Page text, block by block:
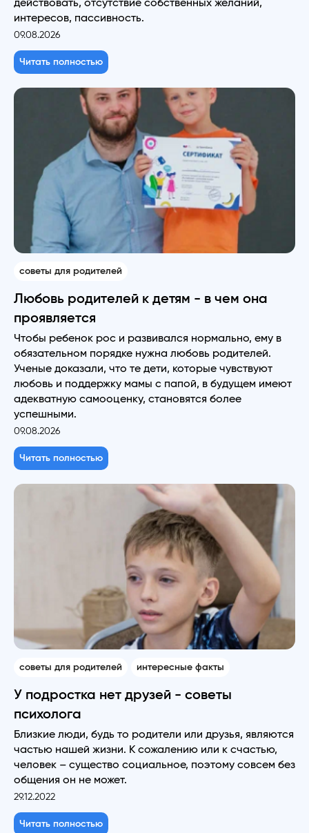
действовать, отсутствие собственных желаний,
интересов, пассивность.
09.08.2026
Читать полностью
советы для родителей
Любовь родителей к детям - в чем она
проявляется
Чтобы ребенок рос и развивался нормально, ему в
обязательном порядке нужна любовь родителей.
Ученые доказали, что те дети, которые чувствуют
любовь и поддержку мамы с папой, в будущем имеют
адекватную самооценку, становятся более
успешными.
09.08.2026
Читать полностью
советы для родителей интересные факты
У подростка нет друзей - советы
психолога
Близкие люди, будь то родители или друзья, являются
частью нашей жизни. К сожалению или к счастью,
человек – существо социальное, поэтому совсем без
общения он не может.
29.12.2022
Читать полностью